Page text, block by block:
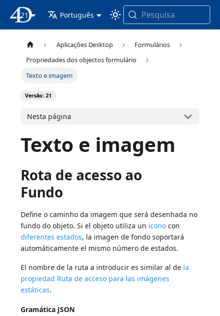
Documentação 4D
21 Português Pesquisa
Aplicações Desktop
Formulários
Propriedades dos objectos formulário
Texto e imagem
Versão: 21
Nesta página
Texto e imagem
Rota de acesso ao
Fundo
Define o caminho da imagem que será desenhada no
fundo do objeto. Si el objeto utiliza un icono con
diferentes estados, la imagen de fondo soportará
automáticamente el mismo número de estados.
El nombre de la ruta a introducir es similar al de la
propiedad Ruta de acceso para las imágenes
estáticas.
Gramática JSON